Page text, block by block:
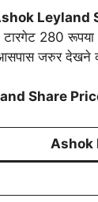
Leyland
टारगेट 280
जरुर देखने
Share
Ashok